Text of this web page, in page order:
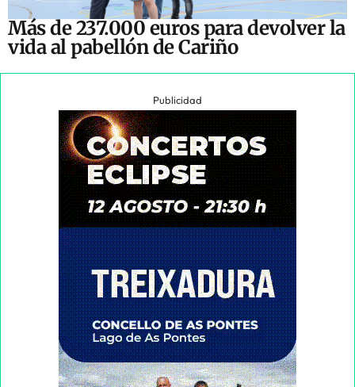
Más de 237.000 euros para devolver la
vida al pabellón de Cariño
Publicidad